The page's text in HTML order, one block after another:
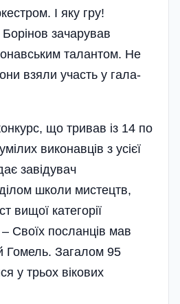
І яку гру!
зачарував
талантом. Не
взяли участь у гала-
що тривав із 14 по
виконавців з усієї
завідувач
школи мистецтв,
вищої категорії
Своїх послан­­ців мав
Гомель. Загалом 95
у трьох вікових